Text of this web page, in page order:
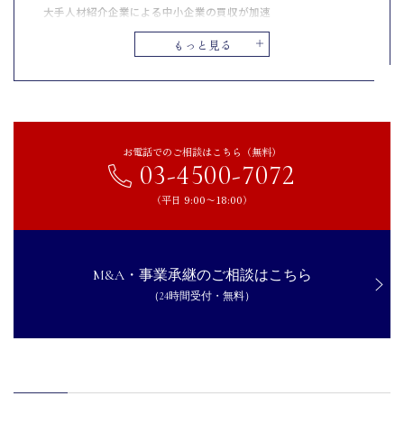
もっと見る
大手人材紹介企業による中小企業の買収が加速
後継者不在によるM&Aの増加
求職者と求人企業のマッチング力向上
人材紹介会社がM&Aで売却を成功させるためのポイント
キャリアコンサルティング機能の強化
お電話でのご相談はこちら（無料）
03-4500-7072
（平日 9:00〜18:00）
M&A・事業承継のご相談はこちら
（24時間受付・無料）